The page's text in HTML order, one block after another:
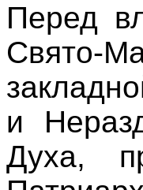
Перед
Свято-
и
Духа,